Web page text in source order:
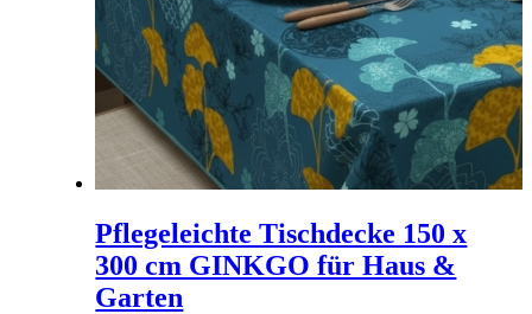
Pflegeleichte Tischdecke 150 x
300 cm GINKGO für Haus &
Garten